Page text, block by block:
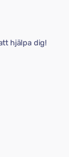
hjälpa dig!